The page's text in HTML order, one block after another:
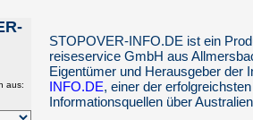
aus:
STOPOVER-INFO.DE ist ein
reiseservice GmbH aus
Eigentümer und Herausgeber der
INFO.DE, einer der
Informationsquellen über